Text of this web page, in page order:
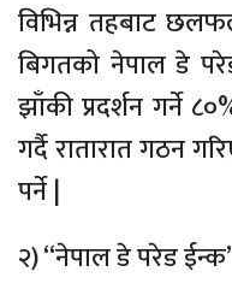
विभिन्न तहबाट
बिगतको नेपाल डे
झाँकी प्रदर्शन गर्ने
गर्दै रातारात गठन
पर्ने |
२) “नेपाल डे परेड